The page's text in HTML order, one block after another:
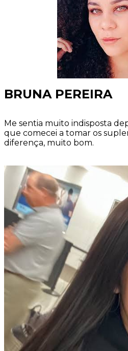
BRUNA PEREIRA
Me sentia muito indisposta
que comecei a tomar os
diferença, muito bom.